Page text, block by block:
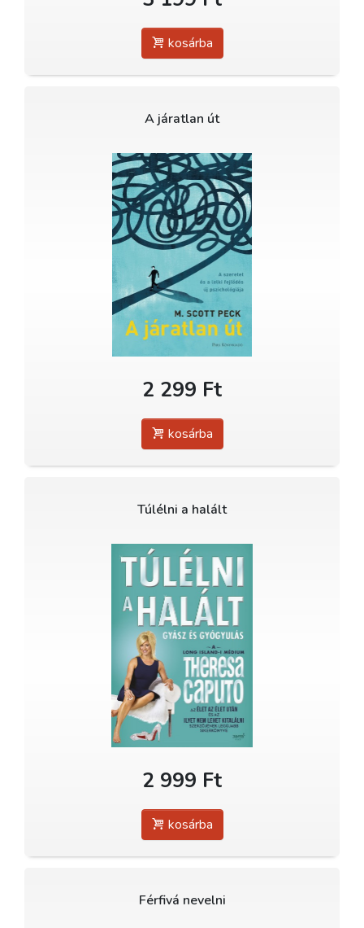
kosárba
A járatlan út
2 299 Ft
kosárba
Túlélni a halált
2 999 Ft
kosárba
Férfivá nevelni